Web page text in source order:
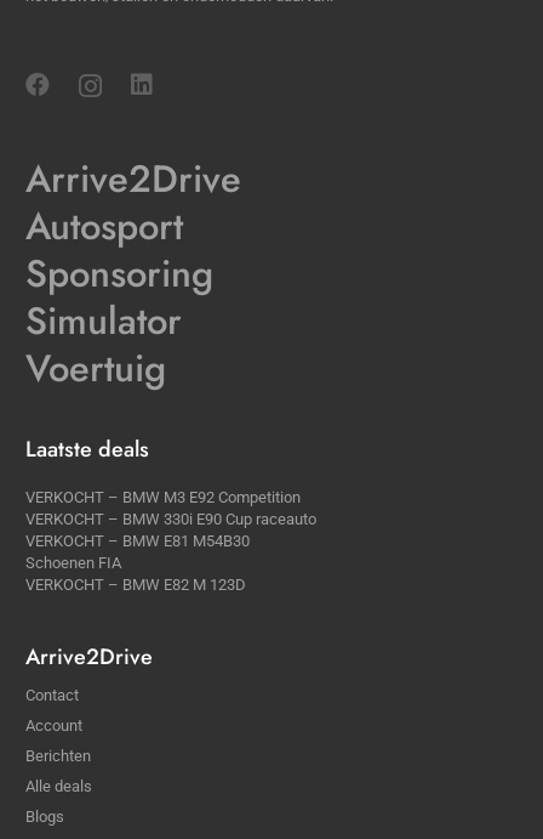
Arrive2Drive
Autosport
Sponsoring
Simulator
Voertuig
Laatste deals
VERKOCHT – BMW M3 E92 Competition
VERKOCHT – BMW 330i E90 Cup raceauto
VERKOCHT – BMW E81 M54B30
Schoenen FIA
VERKOCHT – BMW E82 M 123D
Arrive2Drive
Contact
Account
Berichten
Alle deals
Blogs